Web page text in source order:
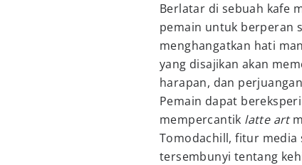
Berlatar di sebuah kafe
pemain untuk berperan
menghangatkan hati
yang disajikan akan
harapan, dan
Pemain dapat
mempercantik latte art
Tomodachill, fitur media
tersembunyi tentang